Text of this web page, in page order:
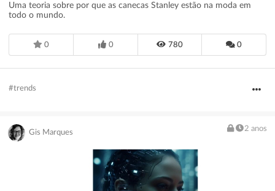
Uma teoria sobre por que as canecas Stanley estão na moda em
todo o mundo.
0 0 780 0
#trends
Gis Marques 2 anos